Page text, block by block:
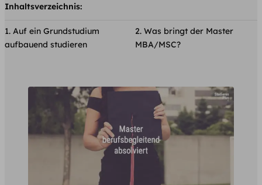
Inhaltsverzeichnis:
Auf ein Grundstudium
aufbauend studieren
Was bringt der Master
MBA/MSC?